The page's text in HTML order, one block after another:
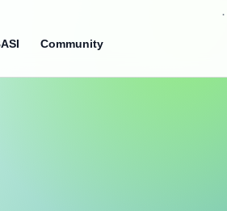
Community